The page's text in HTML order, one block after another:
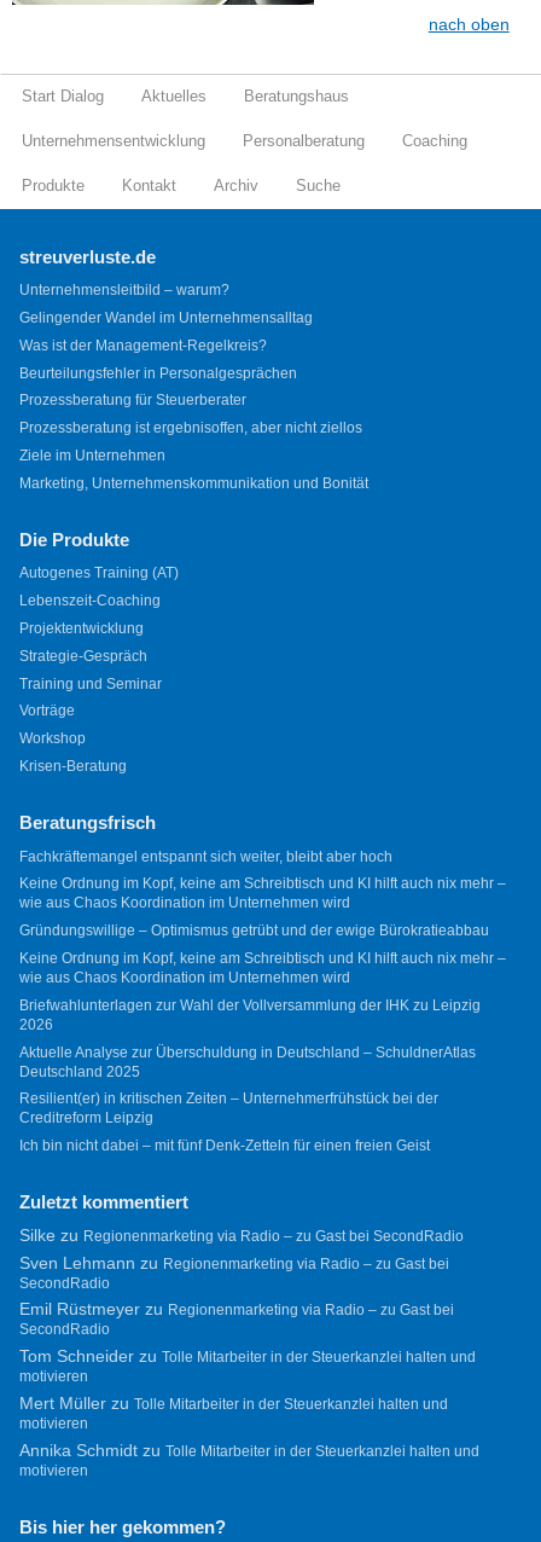
nach oben
Start Dialog Aktuelles Beratungshaus
Unternehmensentwicklung Personalberatung Coaching
Produkte Kontakt Archiv Suche
streuverluste.de
Unternehmensleitbild – warum?
Gelingender Wandel im Unternehmensalltag
Was ist der Management-Regelkreis?
Beurteilungsfehler in Personalgesprächen
Prozessberatung für Steuerberater
Prozessberatung ist ergebnisoffen, aber nicht ziellos
Ziele im Unternehmen
Marketing, Unternehmenskommunikation und Bonität
Die Produkte
Autogenes Training (AT)
Lebenszeit-Coaching
Projektentwicklung
Strategie-Gespräch
Training und Seminar
Vorträge
Workshop
Krisen-Beratung
Beratungsfrisch
Fachkräftemangel entspannt sich weiter, bleibt aber hoch
Keine Ordnung im Kopf, keine am Schreibtisch und KI hilft auch nix mehr –
wie aus Chaos Koordination im Unternehmen wird
Gründungswillige – Optimismus getrübt und der ewige Bürokratieabbau
Keine Ordnung im Kopf, keine am Schreibtisch und KI hilft auch nix mehr –
wie aus Chaos Koordination im Unternehmen wird
Briefwahlunterlagen zur Wahl der Vollversammlung der IHK zu Leipzig
2026
Aktuelle Analyse zur Überschuldung in Deutschland – SchuldnerAtlas
Deutschland 2025
Resilient(er) in kritischen Zeiten – Unternehmerfrühstück bei der
Creditreform Leipzig
Ich bin nicht dabei – mit fünf Denk-Zetteln für einen freien Geist
Zuletzt kommentiert
Silkezu Regionenmarketing via Radio – zu Gast bei SecondRadio
Sven Lehmann zu Regionenmarketing via Radio – zu Gast bei
SecondRadio
Emil Rüstmeyerzu Regionenmarketing via Radio – zu Gast bei
SecondRadio
Tom Schneiderzu Tolle Mitarbeiter in der Steuerkanzlei halten und
motivieren
Mert Müllerzu Tolle Mitarbeiter in der Steuerkanzlei halten und
motivieren
Annika Schmidtzu Tolle Mitarbeiter in der Steuerkanzlei halten und
motivieren
Bis hier her gekommen?